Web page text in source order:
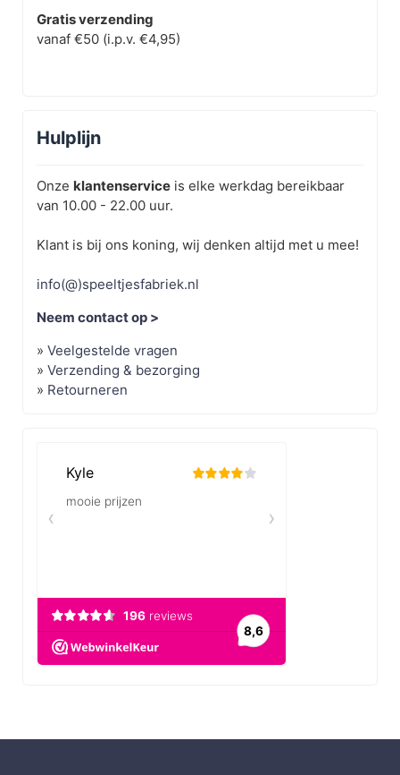
Gratis verzending
vanaf €50 (i.p.v. €4,95)
Hulplijn
Onze klantenservice is elke werkdag bereikbaar
van 10.00 - 22.00 uur.
Klant is bij ons koning, wij denken altijd met u mee!
info(@)speeltjesfabriek.nl
Neem contact op >
» Veelgestelde vragen
» Verzending & bezorging
» Retourneren